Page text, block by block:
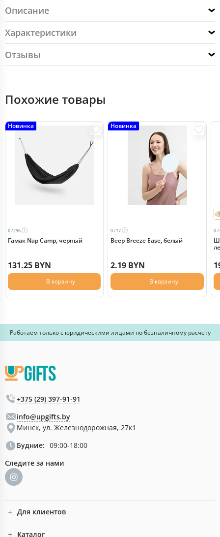
Описание
Характеристики
Отзывы
Похожие товары
Новинка
0 /296
Гамак Nap Camp, черный
131.25 BYN
В корзину
Новинка
0 /17
Веер Breeze Ease, белый
2.19 BYN
В корзину
0 /
Работаем только с юридическими лицами по безналичному расчету
+375 (29) 397-91-91
info@upgifts.by
Минск, ул. Железнодорожная, 27к1
Будние: 09:00-18:00
Следите за нами
Для клиентов
Каталог